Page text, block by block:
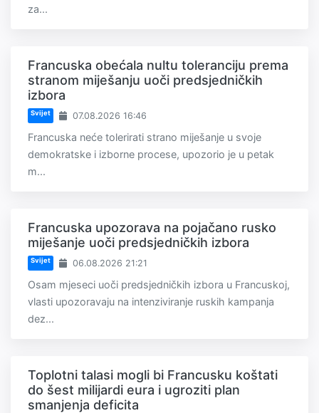
za...
Francuska obećala nultu toleranciju prema
stranom miješanju uoči predsjedničkih
izbora
Svijet 07.08.2026 16:46
Francuska neće tolerirati strano miješanje u svoje
demokratske i izborne procese, upozorio je u petak
m...
Francuska upozorava na pojačano rusko
miješanje uoči predsjedničkih izbora
Svijet 06.08.2026 21:21
Osam mjeseci uoči predsjedničkih izbora u Francuskoj,
vlasti upozoravaju na intenziviranje ruskih kampanja
dez...
Toplotni talasi mogli bi Francusku koštati
do šest milijardi eura i ugroziti plan
smanjenja deficita